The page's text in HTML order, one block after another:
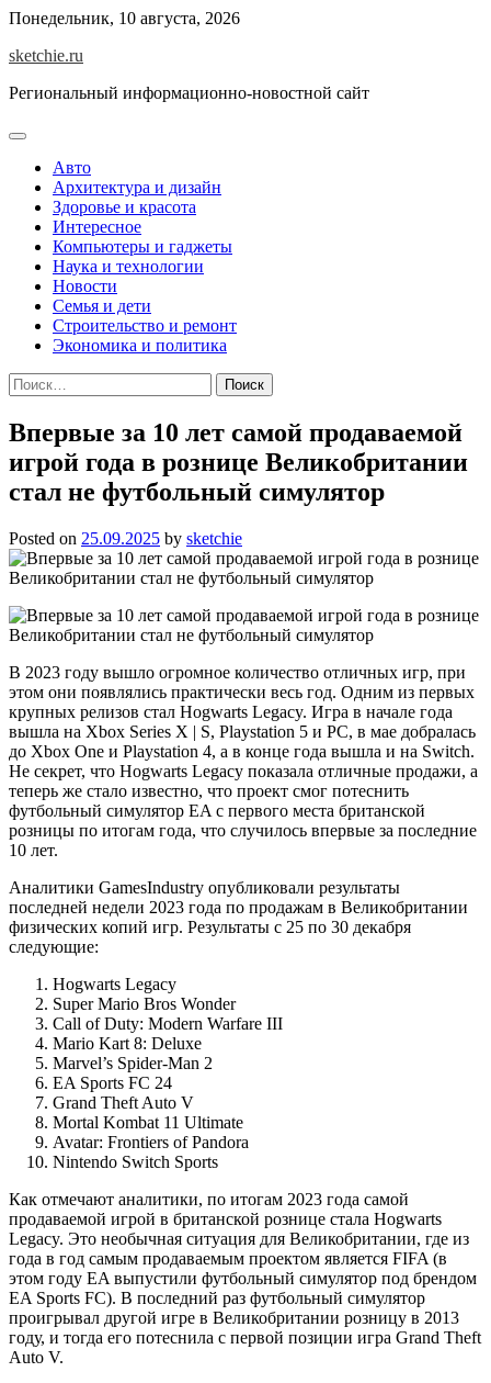
Skip
content
Понедельник, 10 августа, 2026
sketchie.ru
Региональный информационно-новостной сайт
Авто
Архитектура и дизайн
Здоровье и красота
Интересное
Компьютеры и гаджеты
Наука и технологии
Новости
Семья и дети
Строительство и ремонт
Экономика и политика
Найти:
Впервые за 10 лет самой продаваемой
игрой года в рознице Великобритании
стал не футбольный симулятор
Posted on 25.09.2025 by sketchie
В 2023 году вышло огромное количество отличных игр, при
этом они появлялись практически весь год. Одним из первых
крупных релизов стал Hogwarts Legacy. Игра в начале года
вышла на Xbox Series X | S, Playstation 5 и PC, в мае добралась
до Xbox One и Playstation 4, а в конце года вышла и на Switch.
Не секрет, что Hogwarts Legacy показала отличные продажи, а
теперь же стало известно, что проект смог потеснить
футбольный симулятор EA с первого места британской
розницы по итогам года, что случилось впервые за последние
10 лет.
Аналитики GamesIndustry опубликовали результаты
последней недели 2023 года по продажам в Великобритании
физических копий игр. Результаты с 25 по 30 декабря
следующие:
Hogwarts Legacy
Super Mario Bros Wonder
Call of Duty: Modern Warfare III
Mario Kart 8: Deluxe
Marvel’s Spider-Man 2
EA Sports FC 24
Grand Theft Auto V
Mortal Kombat 11 Ultimate
Avatar: Frontiers of Pandora
Nintendo Switch Sports
Как отмечают аналитики, по итогам 2023 года самой
продаваемой игрой в британской рознице стала Hogwarts
Legacy. Это необычная ситуация для Великобритании, где из
года в год самым продаваемым проектом является FIFA (в
этом году EA выпустили футбольный симулятор под брендом
EA Sports FC). В последний раз футбольный симулятор
проигрывал другой игре в Великобритании розницу в 2013
году, и тогда его потеснила с первой позиции игра Grand Theft
Auto V.